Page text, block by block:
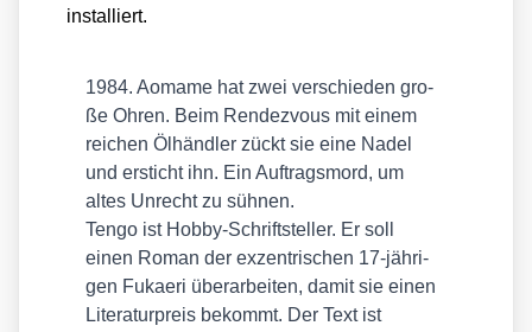
instal­liert.
1984. Aomame hat zwei ver­schie­den gro­
ße Ohren. Beim Ren­dez­vous mit einem
rei­chen Ölhänd­ler zückt sie eine Nadel
und ersticht ihn. Ein Auf­trags­mord, um
altes Unrecht zu süh­nen.
Ten­go ist Hob­by-Schrift­stel­ler. Er soll
einen Roman der exzen­tri­schen 17-jäh­ri­
gen Fukae­ri über­ar­bei­ten, damit sie einen
Lite­ra­tur­preis bekommt. Der Text ist